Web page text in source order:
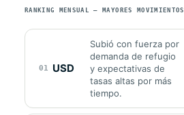
RANKING MENSUAL — MAYORES MOVIMIENTOS
01 USD
Subió con fuerza por
demanda de refugio
y expectativas de
tasas altas por más
tiempo.